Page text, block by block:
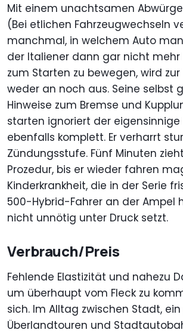
Mit einem unachtsamen
(Bei etlichen Fahrzeugwechseln
manchmal, in welchem Auto
der Italiener dann gar nicht mehr
zum Starten zu bewegen, wird zur
weder an noch aus. Seine selbst
Hinweise zum Bremse und
starten ignoriert der eigensinnige
ebenfalls komplett. Er verharrt
Zündungsstufe. Fünf Minuten
Prozedur, bis er wieder fahren
Kinderkrankheit, die in der Serie
500-Hybrid-Fahrer an der Ampel
nicht unnötig unter Druck setzt.
Verbrauch/Preis
Fehlende Elastizität und nahezu
um überhaupt vom Fleck zu
sich. Im Alltag zwischen Stadt,
Überlandtouren und